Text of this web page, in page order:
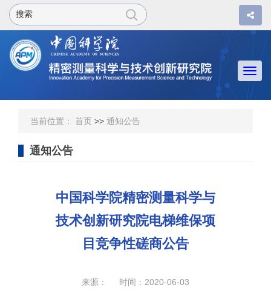
当前位置： 首页 >> 通知公告
通知公告
中国科学院精密测量科学与
技术创新研究院电梯维保项
目竞争性磋商公告
来源： 时间：2020-06-03